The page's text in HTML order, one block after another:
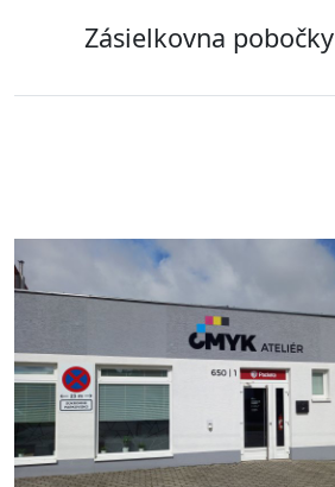
Zásielkovna pobočky